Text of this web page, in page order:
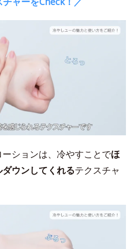
ションは、冷やすことでほ
ウンしてくれるテクスチャ